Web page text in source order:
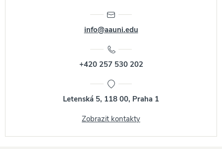
info@aauni.edu
+420 257 530 202
Letenská 5, 118 00, Praha 1
Zobrazit kontakty